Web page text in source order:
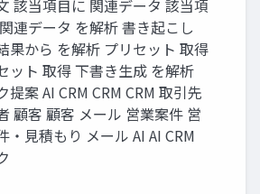
該当項目に 関連データ 該当項
連データ を解析 書き起こし
果から を解析 プリセット 取得
ット 取得 下書き生成 を解析
提案 AI CRM CRM CRM 取引先
顧客 顧客 メール 営業案件 営
・見積もり メール AI AI CRM